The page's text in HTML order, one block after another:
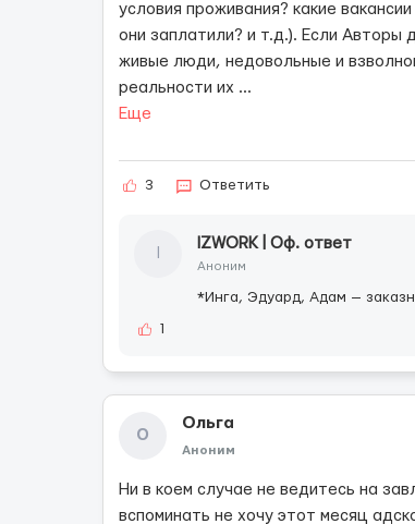
условия проживания? какие
они заплатили? и т.д.). Если Авторы
живые люди, недовольные и
реальности их ...
Еще
3 Ответить
IZWОRК | Оф. ответ
Аноним
*Инга, Эдуард, Адам —
1
О
Ольга
Аноним
Ни в коем случае не ведитесь на
вспоминать не хочу этот месяц